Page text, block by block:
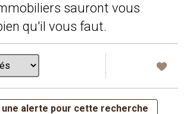
sauront vous
qu'il vous faut.